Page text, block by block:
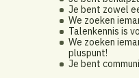
Je bent zowel
We zoeken
Talenkennis is
We zoeken
pluspunt!
Je bent